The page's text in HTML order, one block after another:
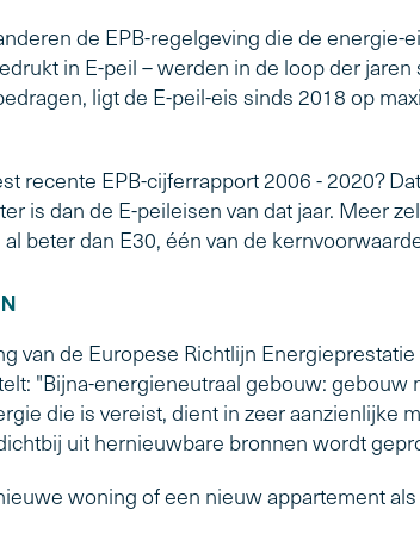
de EPB-regelgeving die de
in E-peil – werden in de loop der
ligt de E-peil-eis sinds 2018 op
recente EPB-cijferrapport 2006 - 2020?
is dan de E-peileisen van dat jaar. Meer
beter dan E30, één van de
van de Europese Richtlijn
"Bijna-energieneutraal gebouw:
die is vereist, dient in zeer
uit hernieuwbare bronnen wordt
woning of een nieuw appartement